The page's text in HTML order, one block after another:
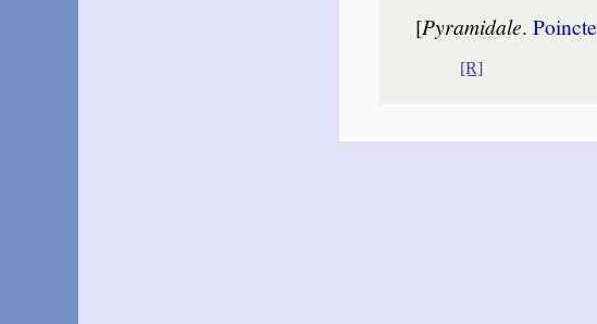
[Pyrami­dale.Poincte
[R]